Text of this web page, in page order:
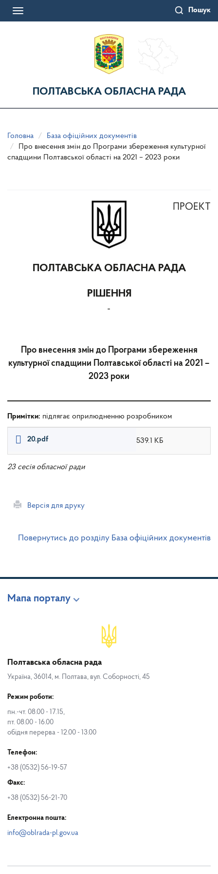
Пошук
Toggle
ПОЛТАВСЬКА ОБЛАСНА РАДА
Головна
База офіційних документів
Про внесення змін до Програми збереження культурної
спадщини Полтавської області на 2021 – 2023 роки
ПРОЕКТ
ПОЛТАВСЬКА ОБЛАСНА РАДА
РІШЕННЯ
-
Про внесення змін до Програми збереження
культурної спадщини Полтавської області на 2021 –
2023 роки
Примітки: підлягає оприлюдненню розробником
20.pdf 539.1 КБ
23 сесія обласної ради
Версія для друку
Повернутись до розділу База офіційних документів
Мапа порталу
Полтавська обласна рада
Україна, 36014, м. Полтава, вул. Соборності, 45
Режим роботи:
пн.-чт. 08.00 - 17.15,
пт. 08.00 - 16.00
обідня перерва - 12.00 - 13.00
Телефон:
+38 (0532) 56-19-57
Факс:
+38 (0532) 56-21-70
Електронна пошта:
info@oblrada-pl.gov.ua